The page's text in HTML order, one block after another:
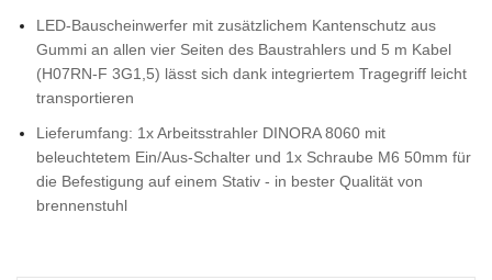
LED-Bauscheinwerfer mit zusätzlichem Kantenschutz aus
Gummi an allen vier Seiten des Baustrahlers und 5 m Kabel
(H07RN-F 3G1,5) lässt sich dank integriertem Tragegriff leicht
transportieren
Lieferumfang: 1x Arbeitsstrahler DINORA 8060 mit
beleuchtetem Ein/Aus-Schalter und 1x Schraube M6 50mm für
die Befestigung auf einem Stativ - in bester Qualität von
brennenstuhl